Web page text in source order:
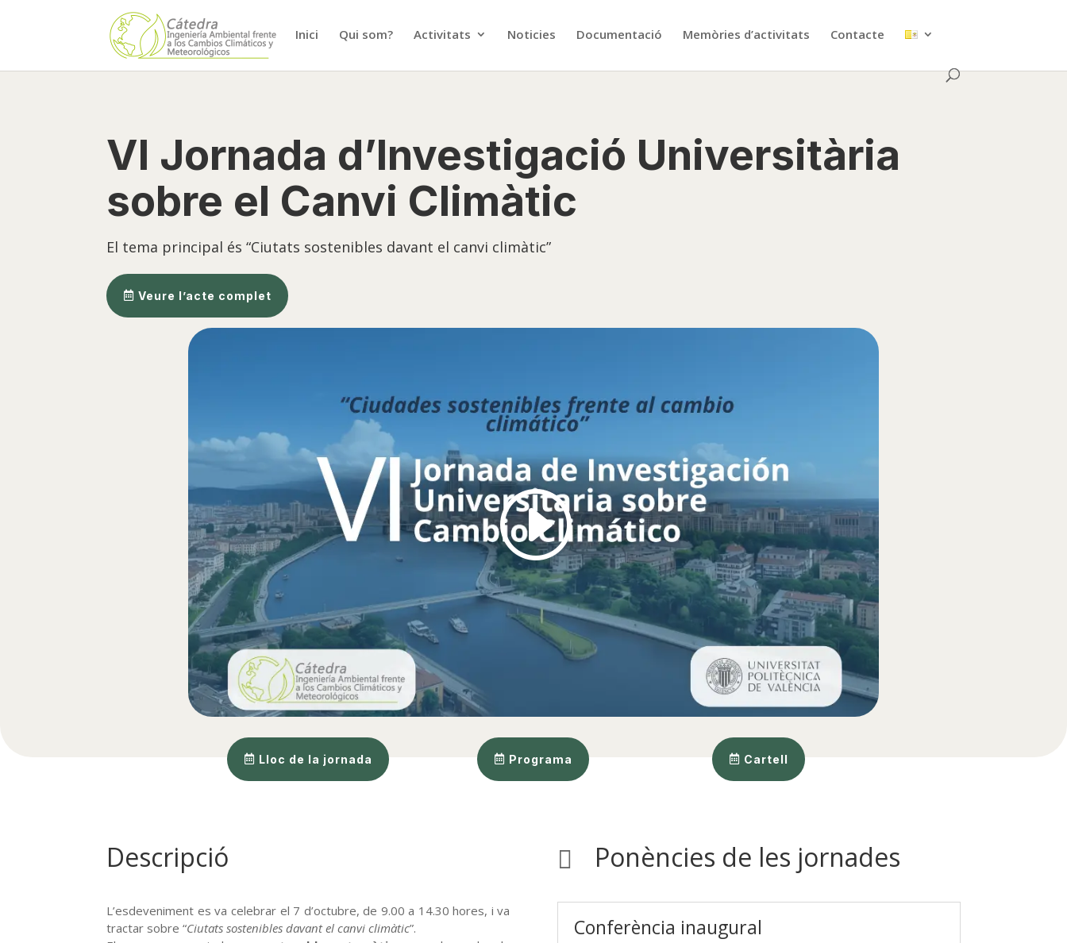
Inici Qui som? Activitats Noticies Documentació Memòries d’activitats Contacte
VI Jornada d’Investigació Universitària
sobre el Canvi Climàtic
El tema principal és “Ciutats sostenibles davant el canvi climàtic”
Veure l’acte complet
Lloc de la jornada Programa Cartell
Descripció
L’esdeveniment es va celebrar el 7 d’octubre, de 9.00 a 14.30 hores, i va
tractar sobre “Ciutats sostenibles davant el canvi climàtic”.
 Ponències de les jornades
Conferència inaugural